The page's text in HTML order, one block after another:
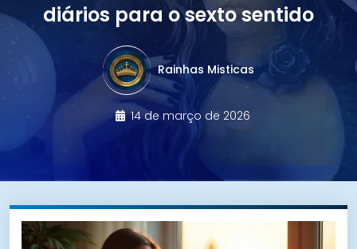
diários para o sexto sentido
Rainhas Misticas
14 de março de 2026